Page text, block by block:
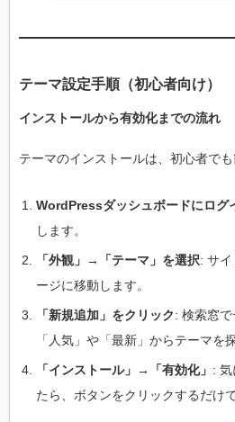
テーマ設定手順（初心者向け）
インストールから有効化までの流れ
テーマのインストールは、初心者でも
WordPressダッシュボードにログ
します。
「外観」→「テーマ」を選択: サ
ージに移動します。
「新規追加」をクリック: 検索窓で
「人気」や「最新」からテーマを
「インストール」→「有効化」 :
たら、ボタンをクリックするだけ